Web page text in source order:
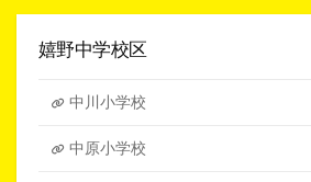
イ
嬉野中学校区
中川小学校
中原小学校